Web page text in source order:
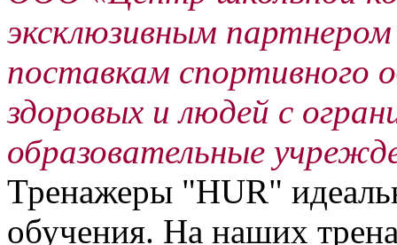
эксклюзивным
поставкам спортивного
здоровых и людей с
образовательные
Тренажеры "HUR"
обучения. На наших